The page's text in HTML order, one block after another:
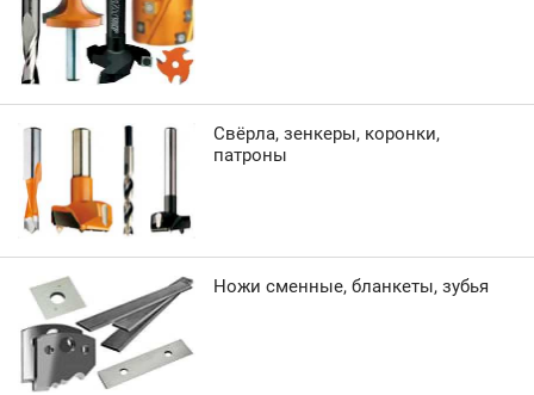
Свёрла, зенкеры, коронки,
патроны
Ножи сменные, бланкеты, зубья